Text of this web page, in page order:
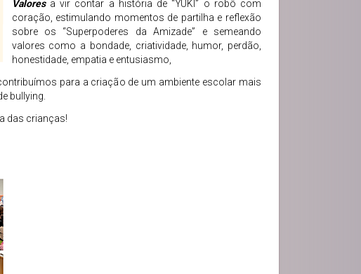
Valoresa vir contar a história de “YUKI” o robô com
coração, estimulando momentos de partilha e reflexão
sobre os “Superpoderes da Amizade” e semeando
valores como a bondade, criatividade, humor, perdão,
honestidade, empatia e entusiasmo,
para a criação de um ambiente escolar mais
bullying.
das crianças!